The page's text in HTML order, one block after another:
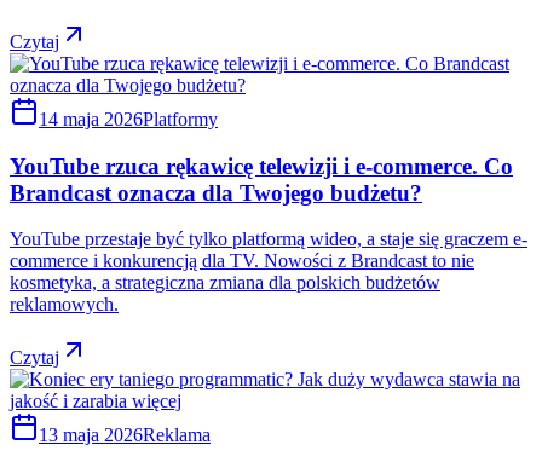
Czytaj
14 maja 2026Platformy
YouTube rzuca rękawicę telewizji i e-commerce. Co
Brandcast oznacza dla Twojego budżetu?
YouTube przestaje być tylko platformą wideo, a staje się graczem e-
commerce i konkurencją dla TV. Nowości z Brandcast to nie
kosmetyka, a strategiczna zmiana dla polskich budżetów
reklamowych.
Czytaj
13 maja 2026Reklama